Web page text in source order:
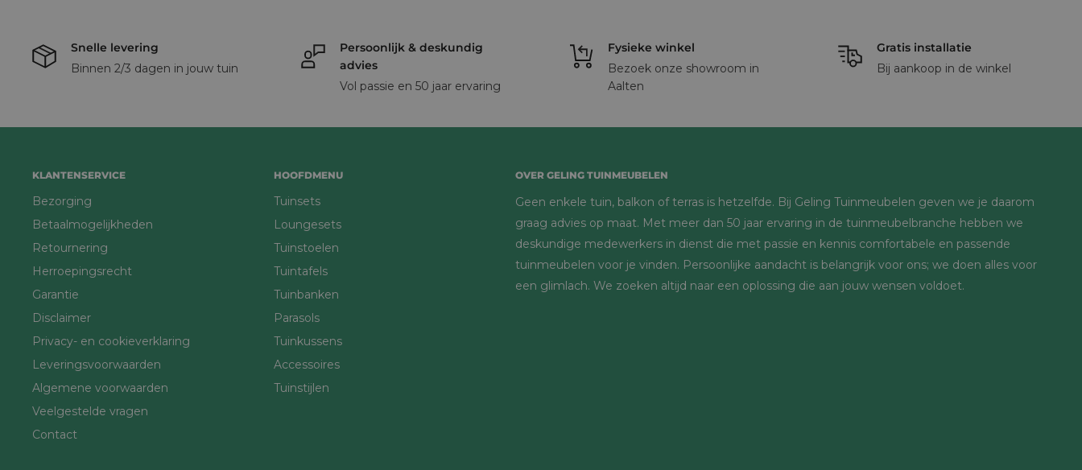
Snelle levering
Binnen 2/3 dagen in jouw tuin
Persoonlijk & deskundig
advies
Vol passie en 50 jaar ervaring
Fysieke winkel
Bezoek onze showroom in
Aalten
Gratis installatie
Bij aankoop in de winkel
KLANTENSERVICE
Bezorging
Betaalmogelijkheden
Retournering
Herroepingsrecht
Garantie
Disclaimer
Privacy- en cookieverklaring
Leveringsvoorwaarden
Algemene voorwaarden
Veelgestelde vragen
Contact
HOOFDMENU
Tuinsets
Loungesets
Tuinstoelen
Tuintafels
Tuinbanken
Parasols
Tuinkussens
Accessoires
Tuinstijlen
OVER GELING TUINMEUBELEN
Geen enkele tuin, balkon of terras is hetzelfde. Bij Geling Tuinmeubelen geven we je daarom
graag advies op maat. Met meer dan 50 jaar ervaring in de tuinmeubelbranche hebben we
deskundige medewerkers in dienst die met passie en kennis comfortabele en passende
tuinmeubelen voor je vinden. Persoonlijke aandacht is belangrijk voor ons; we doen alles voor
een glimlach. We zoeken altijd naar een oplossing die aan jouw wensen voldoet.